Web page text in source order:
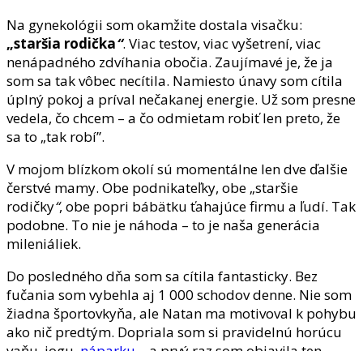
Na gynekológii som okamžite dostala visačku:
„staršia rodička“. Viac testov, viac vyšetrení, viac
nenápadného zdvíhania obočia. Zaujímavé je, že ja
som sa tak vôbec necítila. Namiesto únavy som cítila
úplný pokoj a príval nečakanej energie. Už som presne
vedela, čo chcem – a čo odmietam robiť len preto, že
sa to „tak robí”.
V mojom blízkom okolí sú momentálne len dve ďalšie
čerstvé mamy. Obe podnikateľky, obe „staršie
rodičky“, obe popri bábätku ťahajúce firmu a ľudí. Tak
podobne. To nie je náhoda – to je naša generácia
mileniáliek.
Do posledného dňa som sa cítila fantasticky. Bez
fučania som vybehla aj 1 000 schodov denne. Nie som
žiadna športovkyňa, ale Natan ma motivoval k pohybu
ako nič predtým. Dopriala som si pravidelnú horúcu